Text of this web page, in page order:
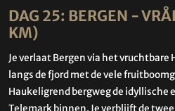
DAG 25: BERGEN -
KM)
Je verlaat Bergen via het vruchtbare
langs de fjord met de vele
Haukeligrend bergweg de idyllische